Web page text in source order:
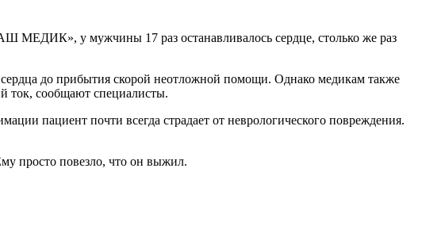
МЕДИК», у мужчины 17 раз останавливалось сердце, столько же раз
до прибытия скорой неотложной помощи. Однако медикам также
ток, сообщают специалисты.
пациент почти всегда страдает от неврологического повреждения.
просто повезло, что он выжил.